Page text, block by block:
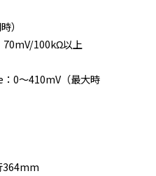
）
70mV/100kΩ以上
0〜410mV（最大時
364mm